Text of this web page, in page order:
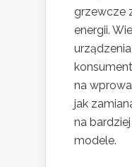
grzewcze
energii.
na
jak
na
modele.